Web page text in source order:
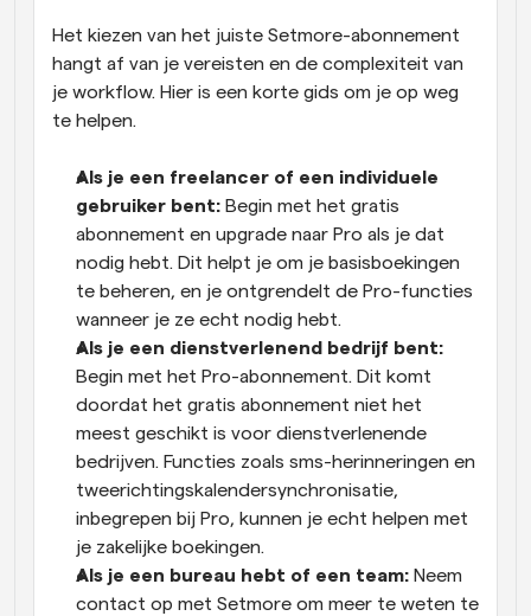
Het kiezen van het juiste Setmore-abonnement
hangt af van je vereisten en de complexiteit van
je workflow. Hier is een korte gids om je op weg
te helpen.
Als je een freelancer of een individuele
gebruiker bent: Begin met het gratis
abonnement en upgrade naar Pro als je dat
nodig hebt. Dit helpt je om je basisboekingen
te beheren, en je ontgrendelt de Pro-functies
wanneer je ze echt nodig hebt.
Als je een dienstverlenend bedrijf bent:
Begin met het Pro-abonnement. Dit komt
doordat het gratis abonnement niet het
meest geschikt is voor dienstverlenende
bedrijven. Functies zoals sms-herinneringen en
tweerichtingskalendersynchronisatie,
inbegrepen bij Pro, kunnen je echt helpen met
je zakelijke boekingen.
Als je een bureau hebt of een team: Neem
contact op met Setmore om meer te weten te